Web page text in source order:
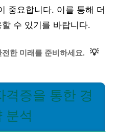
중요합니다. 이를 통해 더
수 있기를 바랍니다.
한 미래를 준비하세요. 💡
격증을 통한 경
분석